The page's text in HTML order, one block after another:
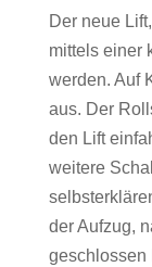
Der neue
mittels einer
werden. Auf
aus. Der
den Lift
weitere
der Aufzug,
geschlossen